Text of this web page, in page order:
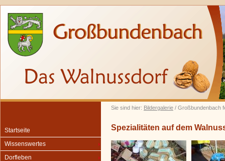
Sie sind hier: Bildergalerie / Großbundenbach
Startseite
Wissenswertes
Dorfleben
Spezialitäten auf dem